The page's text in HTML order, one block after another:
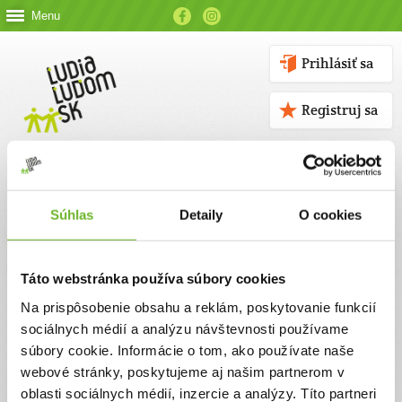
Súhlas Detaily O cookies
Táto webstránka používa súbory cookies
Na prispôsobenie obsahu a reklám, poskytovanie funkcií
sociálnych médií a analýzu návštevnosti používame
súbory cookie. Informácie o tom, ako používate naše
webové stránky, poskytujeme aj našim partnerom v
oblasti sociálnych médií, inzercie a analýzy. Títo partneri
Menu
Prihlásiť sa
Registruj sa
Kontaktné údaje
V prípade akýchkoľvek otázok nás neváhajte kontaktovať
emailom, alebo telefonicky.
ĽUDIA ĽUĎOM, n. o.